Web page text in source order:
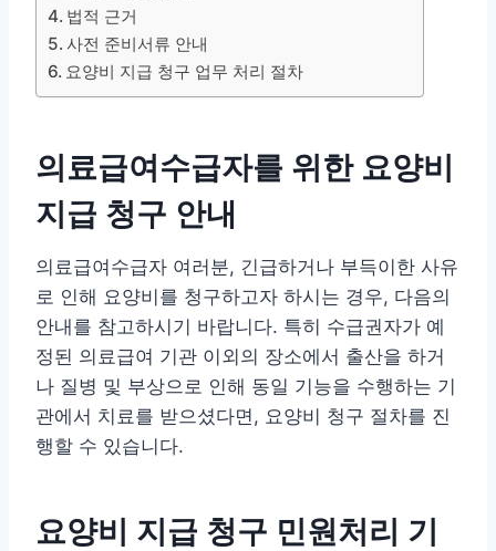
법적 근거
사전 준비서류 안내
요양비 지급 청구 업무 처리 절차
의료급여수급자를 위한 요양비
지급 청구 안내
의료급여수급자 여러분, 긴급하거나 부득이한 사유
로 인해 요양비를 청구하고자 하시는 경우, 다음의
안내를 참고하시기 바랍니다. 특히 수급권자가 예
정된 의료급여 기관 이외의 장소에서 출산을 하거
나 질병 및 부상으로 인해 동일 기능을 수행하는 기
관에서 치료를 받으셨다면, 요양비 청구 절차를 진
행할 수 있습니다.
요양비 지급 청구 민원처리 기